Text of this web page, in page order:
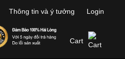
Thông tin và ý tưởng Login
Cart